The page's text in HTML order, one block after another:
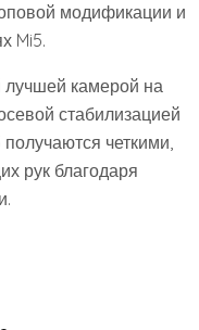
модификации и
Mi5.
лучшей камерой на
стабилизацией
четкими,
рук благодаря